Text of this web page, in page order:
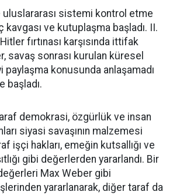
sistemi kontrol etme
kavgası ve kutuplaşma başladı. II.
fırtınası karşısında ittifak
savaş sonrası kurulan küresel
konusunda anlaşamadı
başladı.
demokrasi, özgürlük ve insan
siyasi savaşının malzemesi
işçi hakları, emeğin kutsallığı ve
gibi değerlerden yararlandı. Bir
Max Weber gibi
yararlanarak, diğer taraf da